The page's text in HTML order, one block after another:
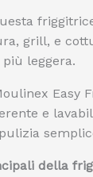
grill, e
leggera.
Easy
e
della